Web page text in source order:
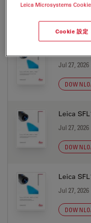
Jul 27, 2026
Jul 27, 2026
Leica
Jul 27, 2026
Leica
Jul 27, 2026
Leica Microsystems
Cookie 設定